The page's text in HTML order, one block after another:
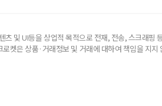
및 UI등을 상업적 목적으로 전재, 전송, 스크래핑
켓은 상품·거래정보 및 거래에 대하여 책임을 지지